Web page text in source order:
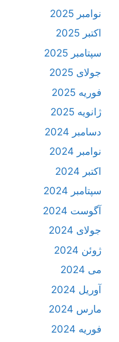
نوامبر 2025
اکتبر 2025
سپتامبر 2025
جولای 2025
فوریه 2025
ژانویه 2025
دسامبر 2024
نوامبر 2024
اکتبر 2024
سپتامبر 2024
آگوست 2024
جولای 2024
ژوئن 2024
می 2024
آوریل 2024
مارس 2024
فوریه 2024